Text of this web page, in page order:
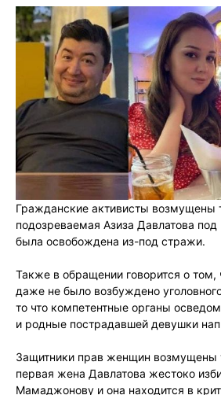
Гражданские активисты возмущены
подозреваемая Азиза Давлатова
была освобождена из-под стражи.
Также в обращении говорится о том,
даже не было возбуждено
то что компетентные органы
и родные пострадавшей девушки
Защитники прав женщин возмущены
первая жена Давлатова жестоко
Мамаджонову и она находится в